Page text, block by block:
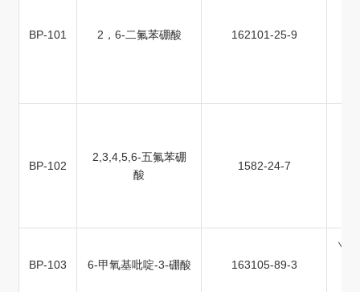
BP-101 2，6-二氟苯硼酸 162101-25-9
BP-102
2,3,4,5,6-五氟苯硼
酸
1582-24-7
BP-103 6-甲氧基吡啶-3-硼酸 163105-89-3